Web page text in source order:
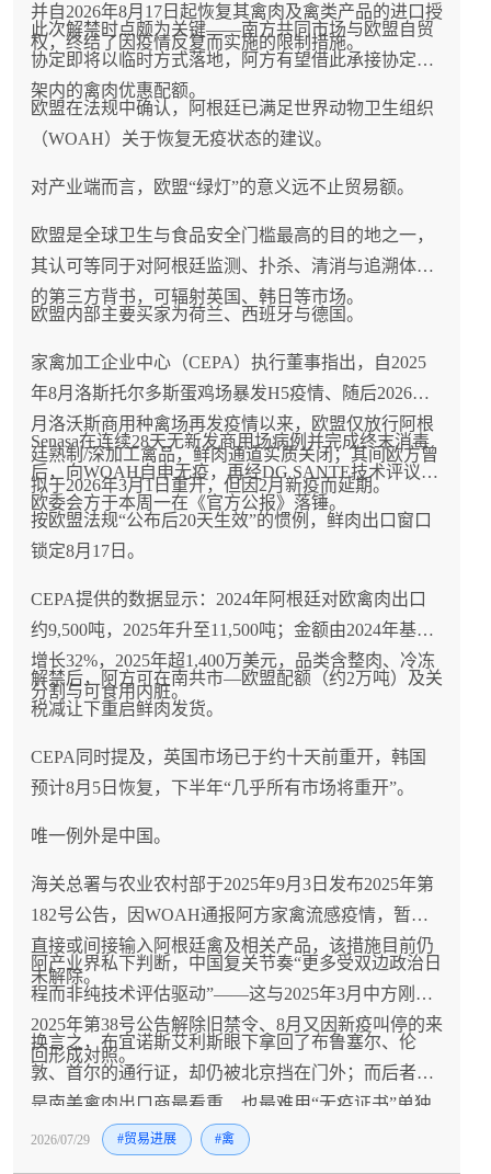
并自2026年8月17日起恢复其禽肉及禽类产品的进口授
权，终结了因疫情反复而实施的限制措施。
此次解禁时点颇为关键——南方共同市场与欧盟自贸
协定即将以临时方式落地，阿方有望借此承接协定框
架内的禽肉优惠配额。
欧盟在法规中确认，阿根廷已满足世界动物卫生组织
（WOAH）关于恢复无疫状态的建议。
对产业端而言，欧盟“绿灯”的意义远不止贸易额。
欧盟是全球卫生与食品安全门槛最高的目的地之一，
其认可等同于对阿根廷监测、扑杀、清消与追溯体系
的第三方背书，可辐射英国、韩日等市场。
欧盟内部主要买家为荷兰、西班牙与德国。
家禽加工企业中心（CEPA）执行董事指出，自2025
年8月洛斯托尔多斯蛋鸡场暴发H5疫情、随后2026年2
月洛沃斯商用种禽场再发疫情以来，欧盟仅放行阿根
廷熟制/深加工禽品，鲜肉通道实质关闭；其间欧方曾
拟于2026年3月1日重开，但因2月新疫而延期。
Senasa在连续28天无新发商用场病例并完成终末消毒
后，向WOAH自申无疫，再经DG SANTE技术评议，
欧委会方于本周一在《官方公报》落锤。
按欧盟法规“公布后20天生效”的惯例，鲜肉出口窗口
锁定8月17日。
CEPA提供的数据显示：2024年阿根廷对欧禽肉出口
约9,500吨，2025年升至11,500吨；金额由2024年基准
增长32%，2025年超1,400万美元，品类含整肉、冷冻
分割与可食用内脏。
解禁后，阿方可在南共市—欧盟配额（约2万吨）及关
税减让下重启鲜肉发货。
CEPA同时提及，英国市场已于约十天前重开，韩国
预计8月5日恢复，下半年“几乎所有市场将重开”。
唯一例外是中国。
海关总署与农业农村部于2025年9月3日发布2025年第
182号公告，因WOAH通报阿方家禽流感疫情，暂停
直接或间接输入阿根廷禽及相关产品，该措施目前仍
未解除。
阿产业界私下判断，中国复关节奏“更多受双边政治日
程而非纯技术评估驱动”——这与2025年3月中方刚以
2025年第38号公告解除旧禁令、8月又因新疫叫停的来
回形成对照。
换言之，布宜诺斯艾利斯眼下拿回了布鲁塞尔、伦
敦、首尔的通行证，却仍被北京挡在门外；而后者恰
是南美禽肉出口商最看重、也最难用“无疫证书”单独
撬动的市场。
2026/07/29 #贸易进展 #禽